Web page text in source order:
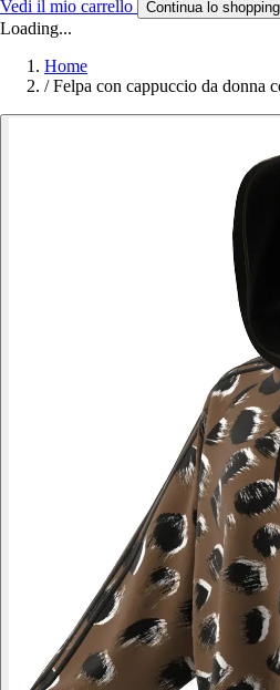
Vedi il mio carrello Continua lo shopping
Loading...
Home
/ Felpa con cappuccio da donna